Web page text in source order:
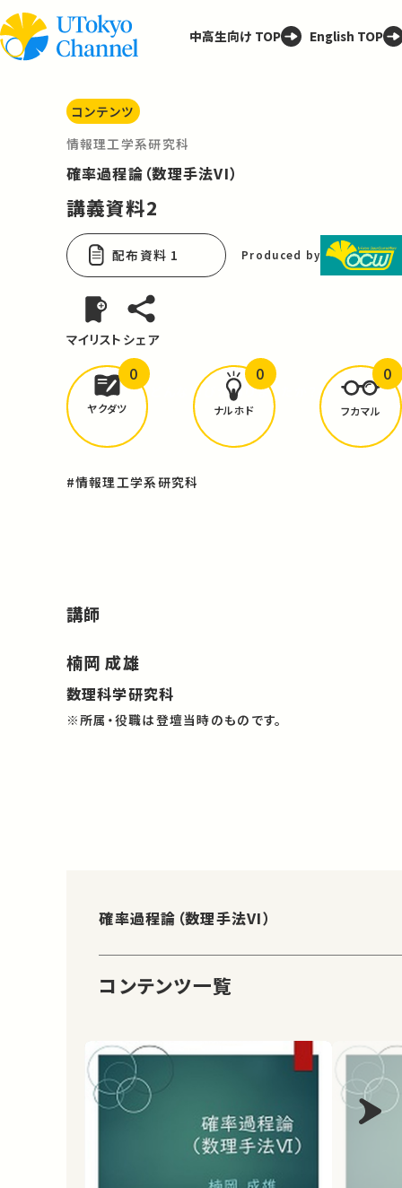
中高生向け TOP English TOP
コンテンツ
情報理工学系研究科
確率過程論（数理手法VI）
講義資料2
配布資料 1 Produced by
マイリスト シェア
どんな学びがありましたか？
ヤクダツ
0
ナルホド
0
フカマル
0
#情報理工学系研究科
講師
楠岡 成雄
数理科学研究科
※所属・役職は登壇当時のものです。
確率過程論（数理手法VI）
コンテンツ一覧